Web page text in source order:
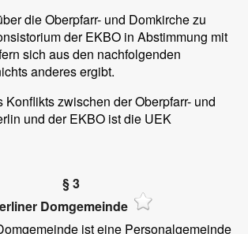
die Oberpfarr- und Domkirche zu
der EKBO in Abstimmung mit
sich aus den nachfolgenden
anderes ergibt.
Konflikts zwischen der Oberpfarr- und
und der EKBO ist die UEK
§ 3
Domgemeinde
ist eine Personalgemeinde